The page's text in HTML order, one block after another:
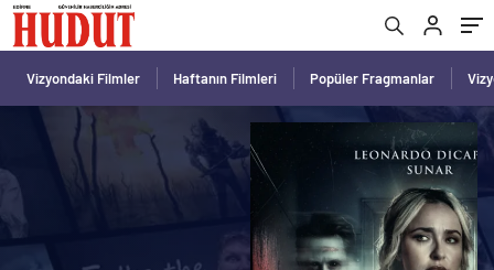
Vizyondaki Filmler Haftanın Filmleri Popüler Fragmanlar